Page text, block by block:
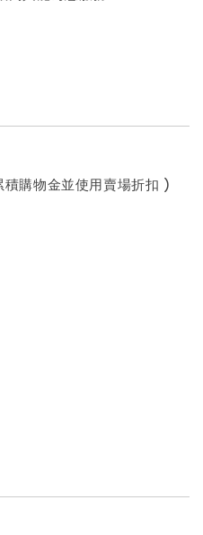
購物金並使用賣場折扣 )